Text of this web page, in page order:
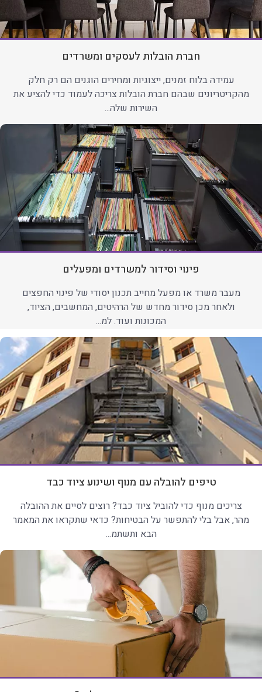
חברת הובלות לעסקים ומשרדים
עמידה בלוח זמנים, ייצוגיות ומחירים הוגנים הם רק חלק
מהקריטריונים שבהם חברת הובלות צריכה לעמוד כדי להציע את
השירות שלה...
פינוי וסידור למשרדים ומפעלים
מעבר משרד או מפעל מחייב תכנון יסודי של פינוי החפצים
ולאחר מכן סידור מחדש של הרהיטים, המחשבים, הציוד,
המכונות ועוד. למ...
טיפים להובלה עם מנוף ושינוע ציוד כבד
צריכים מנוף כדי להוביל ציוד כבד? רוצים לסיים את ההובלה
מהר, אבל בלי להתפשר על הבטיחות? כדאי שתקראו את המאמר
הבא ותשתמ...